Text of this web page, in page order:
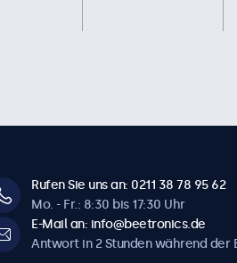
Rufen Sie uns an: 0211 38 78 95 62
Mo. - Fr.: 8:30 bis 17:30 Uhr
E-Mail an: info@beetronics.de
Antwort in 2 Stunden während der